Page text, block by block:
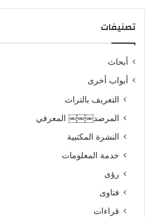
تصنيفات
أبحاث
أبواب أخرى
التعريف بالتراث
المرصد￼￼￼ المعرفي
النشرة المكتبية
خدمة المعلومات
رؤى
فتاوى
قراءات